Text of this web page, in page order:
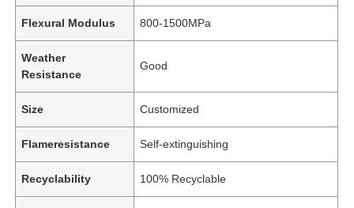
Flexural Modulus 800-1500MPa
Weather
Resistance
Good
Size Customized
Flameresistance Self-extinguishing
Recyclability 100% Recyclable